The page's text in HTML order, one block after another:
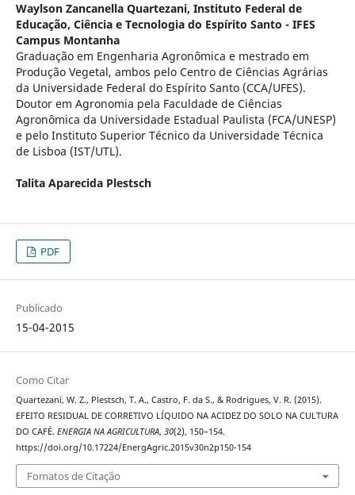
Waylson Zancanella Quartezani, Instituto Federal de
Educação, Ciência e Tecnologia do Espírito Santo - IFES
Campus Montanha
Graduação em Engenharia Agronômica e mestrado em
Produção Vegetal, ambos pelo Centro de Ciências Agrárias
da Universidade Federal do Espírito Santo (CCA/UFES).
Doutor em Agronomia pela Faculdade de Ciências
Agronômica da Universidade Estadual Paulista (FCA/UNESP)
e pelo Instituto Superior Técnico da Universidade Técnica
de Lisboa (IST/UTL).
Talita Aparecida Plestsch
PDF
Publicado
15-04-2015
Como Citar
Quartezani, W. Z., Plestsch, T. A., Castro, F. da S., & Rodrigues, V. R. (2015).
EFEITO RESIDUAL DE CORRETIVO LÍQUIDO NA ACIDEZ DO SOLO NA CULTURA
DO CAFÉ. ENERGIA NA AGRICULTURA, 30(2), 150–154.
https://doi.org/10.17224/EnergAgric.2015v30n2p150-154
Fomatos de Citação